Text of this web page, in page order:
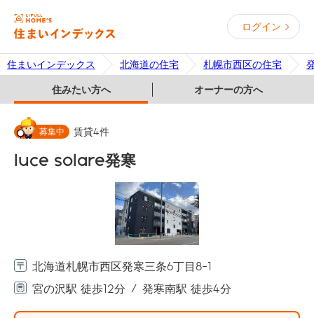
ログイン
住まいインデックス 北海道の住宅 札幌市西区の住宅
住みたい方へ オーナーの方へ
募集中 賃貸4件
luce solare発寒
北海道札幌市西区発寒三条6丁目8-1
宮の沢駅 徒歩12分
発寒南駅 徒歩4分